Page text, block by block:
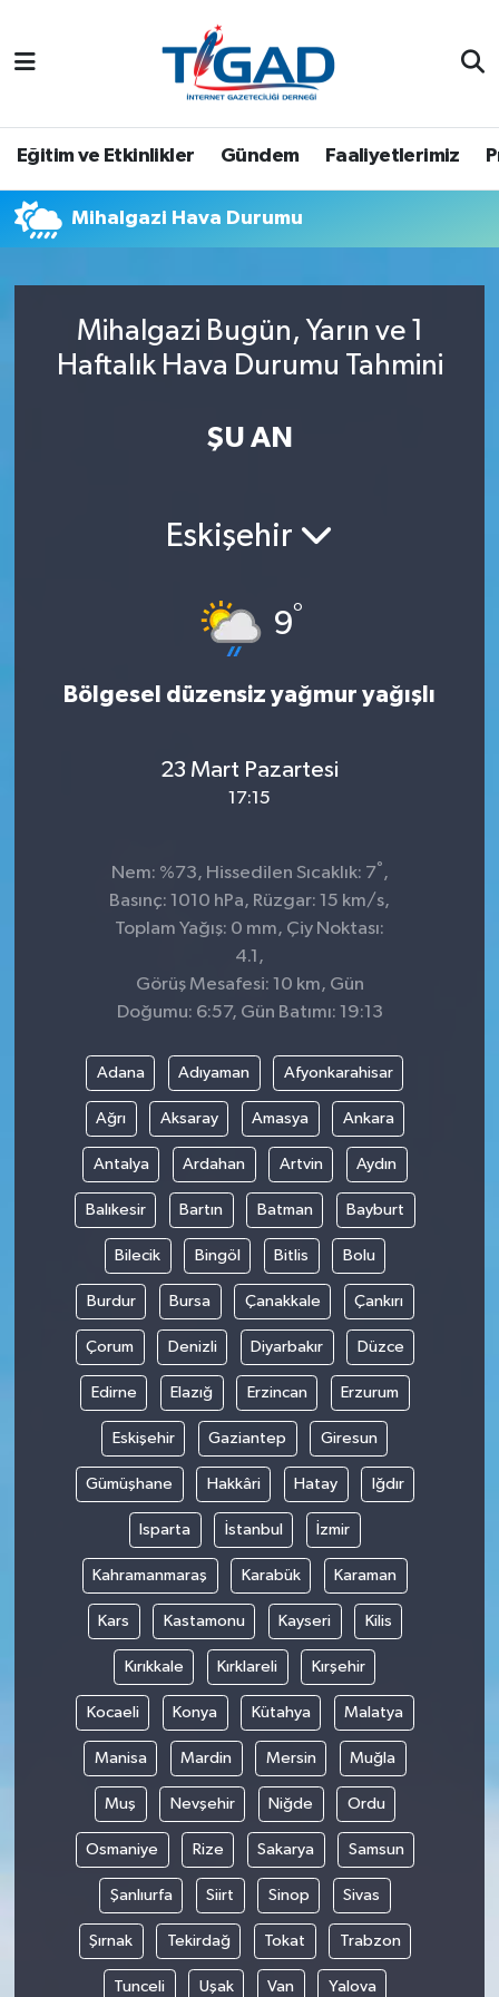
Eğitim ve Etkinlikler Gündem Faaliyetlerimiz
Mihalgazi Hava Durumu
Mihalgazi Bugün, Yarın ve 1
Haftalık Hava Durumu Tahmini
ŞU AN
Eskişehir
9°
Bölgesel düzensiz yağmur yağışlı
23 Mart Pazartesi
17:15
Nem: %73, Hissedilen Sıcaklık: 7° ,
Basınç: 1010 hPa, Rüzgar: 15 km/s,
Toplam Yağış: 0 mm, Çiy Noktası:
4.1,
Görüş Mesafesi: 10 km, Gün
Doğumu: 6:57, Gün Batımı: 19:13
Adana Adıyaman Afyonkarahisar
Ağrı Aksaray Amasya Ankara
Antalya Ardahan Artvin Aydın
Balıkesir Bartın Batman Bayburt
Bilecik Bingöl Bitlis Bolu
Burdur Bursa Çanakkale Çankırı
Çorum Denizli Diyarbakır Düzce
Edirne Elazığ Erzincan Erzurum
Eskişehir Gaziantep Giresun
Gümüşhane Hakkâri Hatay Iğdır
Isparta İstanbul İzmir
Kahramanmaraş Karabük Karaman
Kars Kastamonu Kayseri Kilis
Kırıkkale Kırklareli Kırşehir
Kocaeli Konya Kütahya Malatya
Manisa Mardin Mersin Muğla
Muş Nevşehir Niğde Ordu
Osmaniye Rize Sakarya Samsun
Şanlıurfa Siirt Sinop Sivas
Şırnak Tekirdağ Tokat Trabzon
Tunceli Uşak Van Yalova
Nöbetçi Eczaneler
Tüm Manşetler
Son Dakika Haberleri